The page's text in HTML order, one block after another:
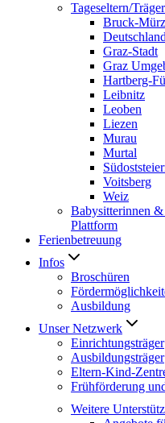
Tageseltern/Träger
Bruck-
Graz-Stadt
Graz
Hartberg-
Leibnitz
Leoben
Liezen
Murau
Murtal
Voitsberg
Weiz
Babysitterinnen
Plattform
Ferienbetreuung
Infos
Broschüren
Ausbildung
Unser Netzwerk
Einrichtungsträger
Ausbildungsträger
Eltern-Kind-
Frühförderung
Weitere